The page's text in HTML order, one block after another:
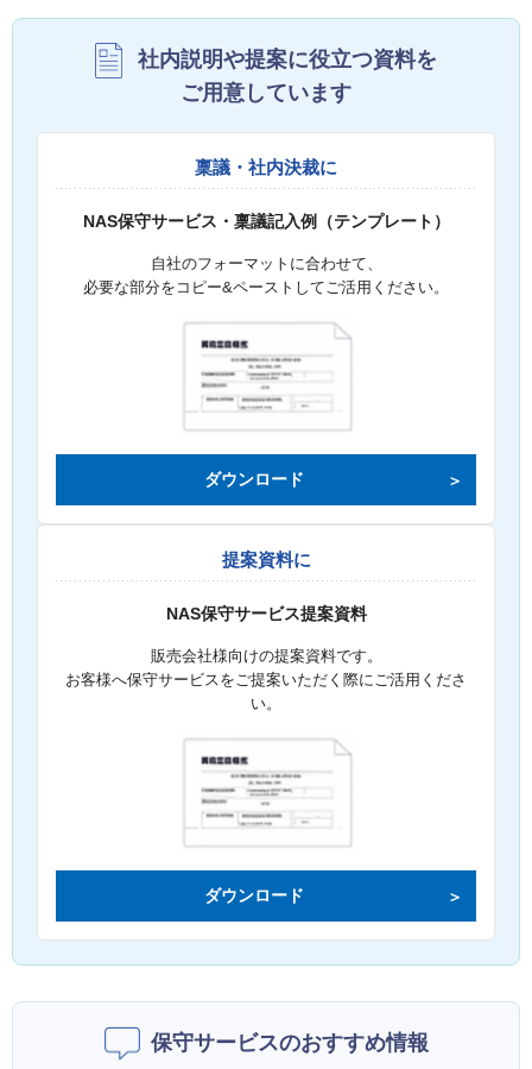
社内説明や提案に役立つ資料を
ご用意しています
稟議・社内決裁に
NAS保守サービス・稟議記入例（テンプレート）
自社のフォーマットに合わせて、
必要な部分をコピー&ペーストしてご活用ください。
ダウンロード
提案資料に
NAS保守サービス提案資料
販売会社様向けの提案資料です。
お客様へ保守サービスをご提案いただく際にご活用くださ
い。
ダウンロード
保守サービスのおすすめ情報